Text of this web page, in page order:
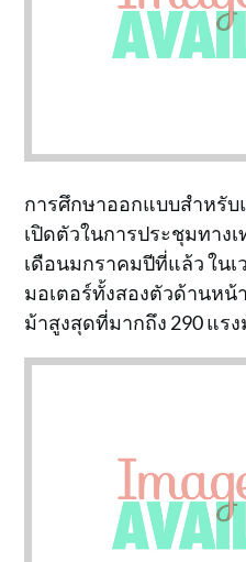
การศึกษาออกแบบสำหรั
เปิดตัวในการประชุมทางเ
เดือนมกราคมปีที่แล้ว ในเ
มอเตอร์ทั้งสองตัวด้านห
ม้าสูงสุดที่มากถึง 290 แรง